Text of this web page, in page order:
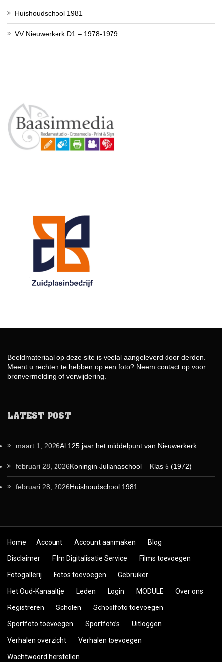
Huishoudschool 1981
VV Nieuwerkerk D1 – 1978-1979
Beeldmateriaal op deze site is veelal aangeleverd door derden.
Meent u rechten te hebben op een foto? Neem contact op voor
bronvermelding of verwijdering.
LATEST POST
Al 125 jaar het middelpunt van Nieuwerkerk
maart 1, 2026
Koningin Julianaschool – Klas 5 (1972)
februari 28, 2026
Huishoudschool 1981
februari 28, 2026
Skip to content
Home Account Account aanmaken Blog
Disclaimer Film Digitalisatie Service Films toevoegen
Fotogallerij Fotos toevoegen Gebruiker
Het Oud-Kanaaltje Leden Login MODULE Over ons
Registreren Scholen Schoolfoto toevoegen
Sportfoto toevoegen Sportfoto’s Uitloggen
Verhalen overzicht Verhalen toevoegen
Wachtwoord herstellen